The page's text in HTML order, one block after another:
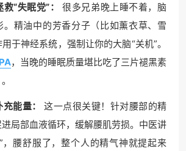
“失眠党”：
很多兄弟晚上睡不着，脑
。精油中的芳香分子（比如薰衣草、雪
于神经系统，强制让你的大脑“关机”。
，当晚的睡眠质量堪比吃了三片褪黑素
能量：
这一点很关键！针对腰部的精
局部血液循环，缓解腰肌劳损。中医讲
，腰舒服了，整个人的精气神就提起来